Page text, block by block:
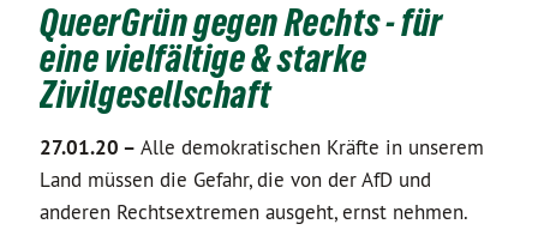
QueerGrün gegen Rechts - für
eine vielfältige & starke
Zivilgesellschaft
27.01.20 – Alle demokratischen Kräfte in unserem
Land müssen die Gefahr, die von der AfD und
anderen Rechtsextremen ausgeht, ernst nehmen.